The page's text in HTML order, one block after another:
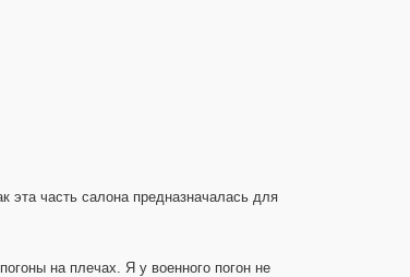
эта часть салона предназначалась для
на плечах. Я у военного погон не